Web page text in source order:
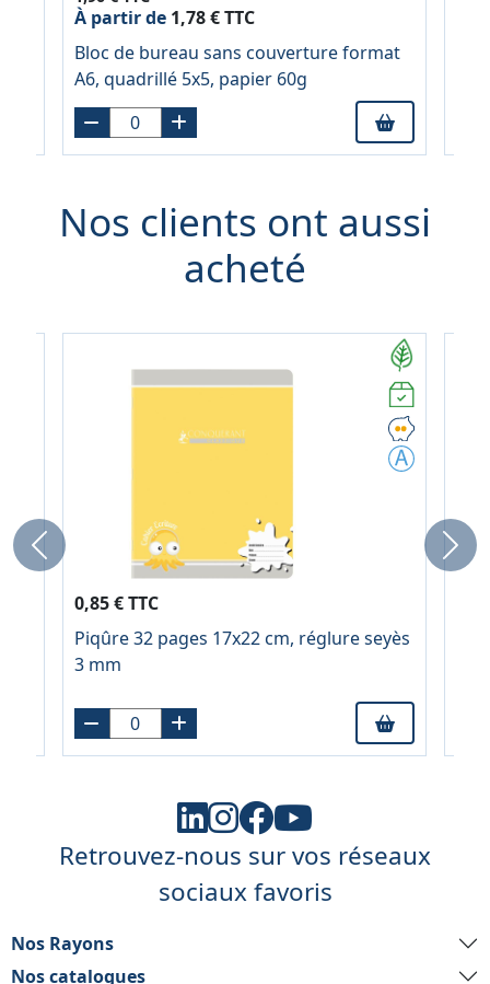
À partir de1,78 € TTC
Bloc de bureau sans couverture format
A6, quadrillé 5x5, papier 60g
Nos clients ont aussi
acheté
0,85 € TTC
Piqûre 32 pages 17x22 cm, réglure seyès
3 mm
Previous Next
Retrouvez-nous sur vos réseaux
sociaux favoris
Nos Rayons
Nos catalogues